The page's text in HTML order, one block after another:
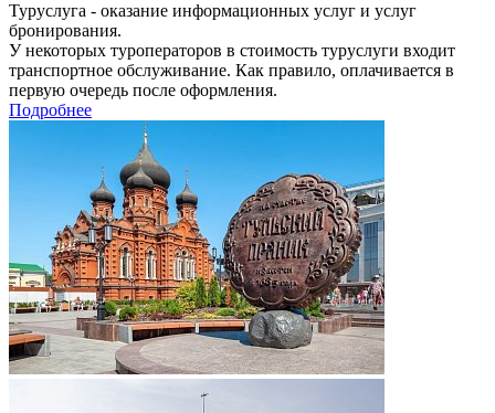
Туруслуга - оказание информационных услуг и услуг
бронирования.
У некоторых туроператоров в стоимость туруслуги входит
транспортное обслуживание. Как правило, оплачивается в
первую очередь после оформления.
Подробнее